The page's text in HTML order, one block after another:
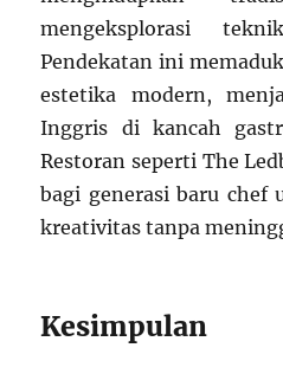
mengeksplorasi
Pendekatan ini
estetika modern,
Inggris di kancah
Restoran seperti The
bagi generasi baru chef
kreativitas tanpa
Kesimpulan